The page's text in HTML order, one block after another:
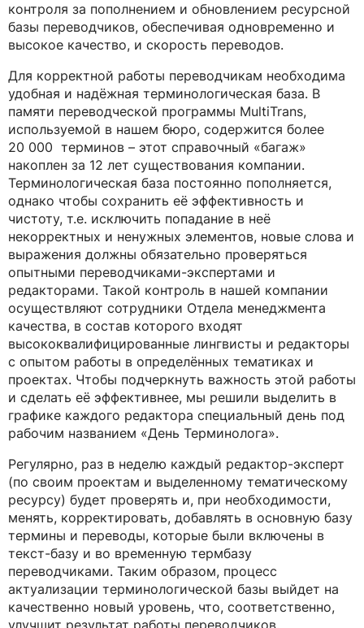
контроля за пополнением и обновлением ресурсной
базы переводчиков, обеспечивая одновременно и
высокое качество, и скорость переводов.
Для корректной работы переводчикам необходима
удобная и надёжная терминологическая база. В
памяти переводческой программы MultiTrans,
используемой в нашем бюро, содержится более
20 000 терминов – этот справочный «багаж»
накоплен за 12 лет существования компании.
Терминологическая база постоянно пополняется,
однако чтобы сохранить её эффективность и
чистоту, т.е. исключить попадание в неё
некорректных и ненужных элементов, новые слова и
выражения должны обязательно проверяться
опытными переводчиками-экспертами и
редакторами. Такой контроль в нашей компании
осуществляют сотрудники Отдела менеджмента
качества, в состав которого входят
высококвалифицированные лингвисты и редакторы
с опытом работы в определённых тематиках и
проектах. Чтобы подчеркнуть важность этой работы
и сделать её эффективнее, мы решили выделить в
графике каждого редактора специальный день под
рабочим названием «День Терминолога».
Регулярно, раз в неделю каждый редактор-эксперт
(по своим проектам и выделенному тематическому
ресурсу) будет проверять и, при необходимости,
менять, корректировать, добавлять в основную базу
термины и переводы, которые были включены в
текст-базу и во временную термбазу
переводчиками. Таким образом, процесс
актуализации терминологической базы выйдет на
качественно новый уровень, что, соответственно,
улучшит результат работы переводчиков.